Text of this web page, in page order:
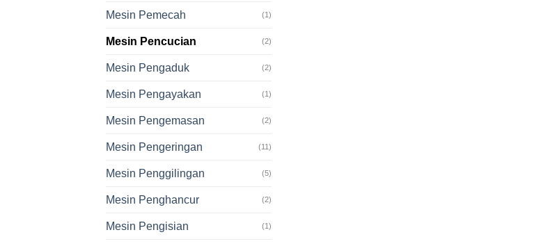
Mesin Pemecah (1)
Mesin Pencucian (2)
Mesin Pengaduk (2)
Mesin Pengayakan (1)
Mesin Pengemasan (2)
Mesin Pengeringan (11)
Mesin Penggilingan (5)
Mesin Penghancur (2)
Mesin Pengisian (1)